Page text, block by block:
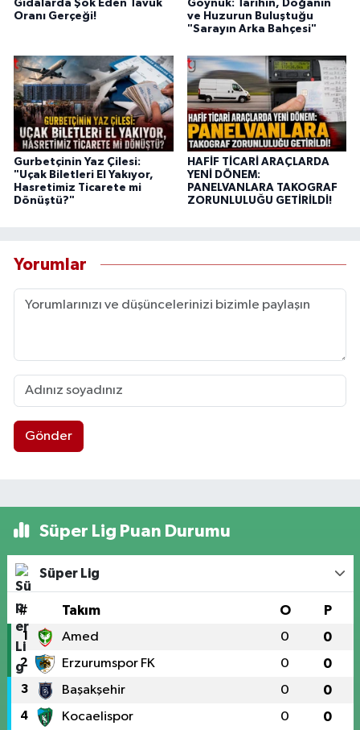
Gıdalarda Şok Eden Tavuk
Oranı Gerçeği!
Göynük: Tarihin, Doğanın
ve Huzurun Buluştuğu
"Sarayın Arka Bahçesi"
Gurbetçinin Yaz Çilesi:
"Uçak Biletleri El Yakıyor,
Hasretimiz Ticarete mi
Dönüştü?"
HAFİF TİCARİ ARAÇLARDA
YENİ DÖNEM:
PANELVANLARA TAKOGRAF
ZORUNLULUĞU GETİRİLDİ!
Yorumlar
Gönder
Süper Lig Puan Durumu
Süper Lig
# Takım O P
1 Amed 0 0
2 Erzurumspor FK 0 0
3 Başakşehir 0 0
4 Kocaelispor 0 0